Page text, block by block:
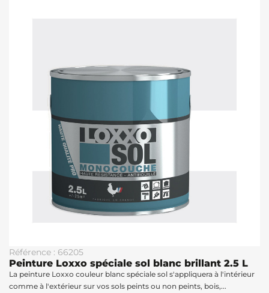
Référence : 66205
Peinture Loxxo spéciale sol blanc brillant 2.5 L
La peinture Loxxo couleur blanc spéciale sol s'appliquera à l'intérieur
comme à l'extérieur sur vos sols peints ou non peints, bois,...